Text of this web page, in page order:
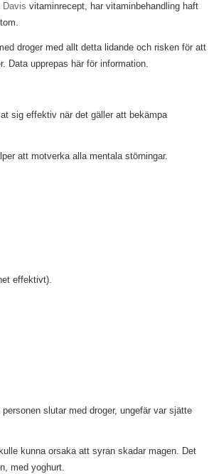
Davis vitaminrecept, har vitaminbehandling haft
droger med allt detta lidande och risken för att
Data upprepas här för information.
sig effektiv när det gäller att bekämpa
att motverka alla mentala störningar.
effektivt).
slutar med droger, ungefär var sjätte
kunna orsaka att syran skadar magen. Det
med yoghurt.